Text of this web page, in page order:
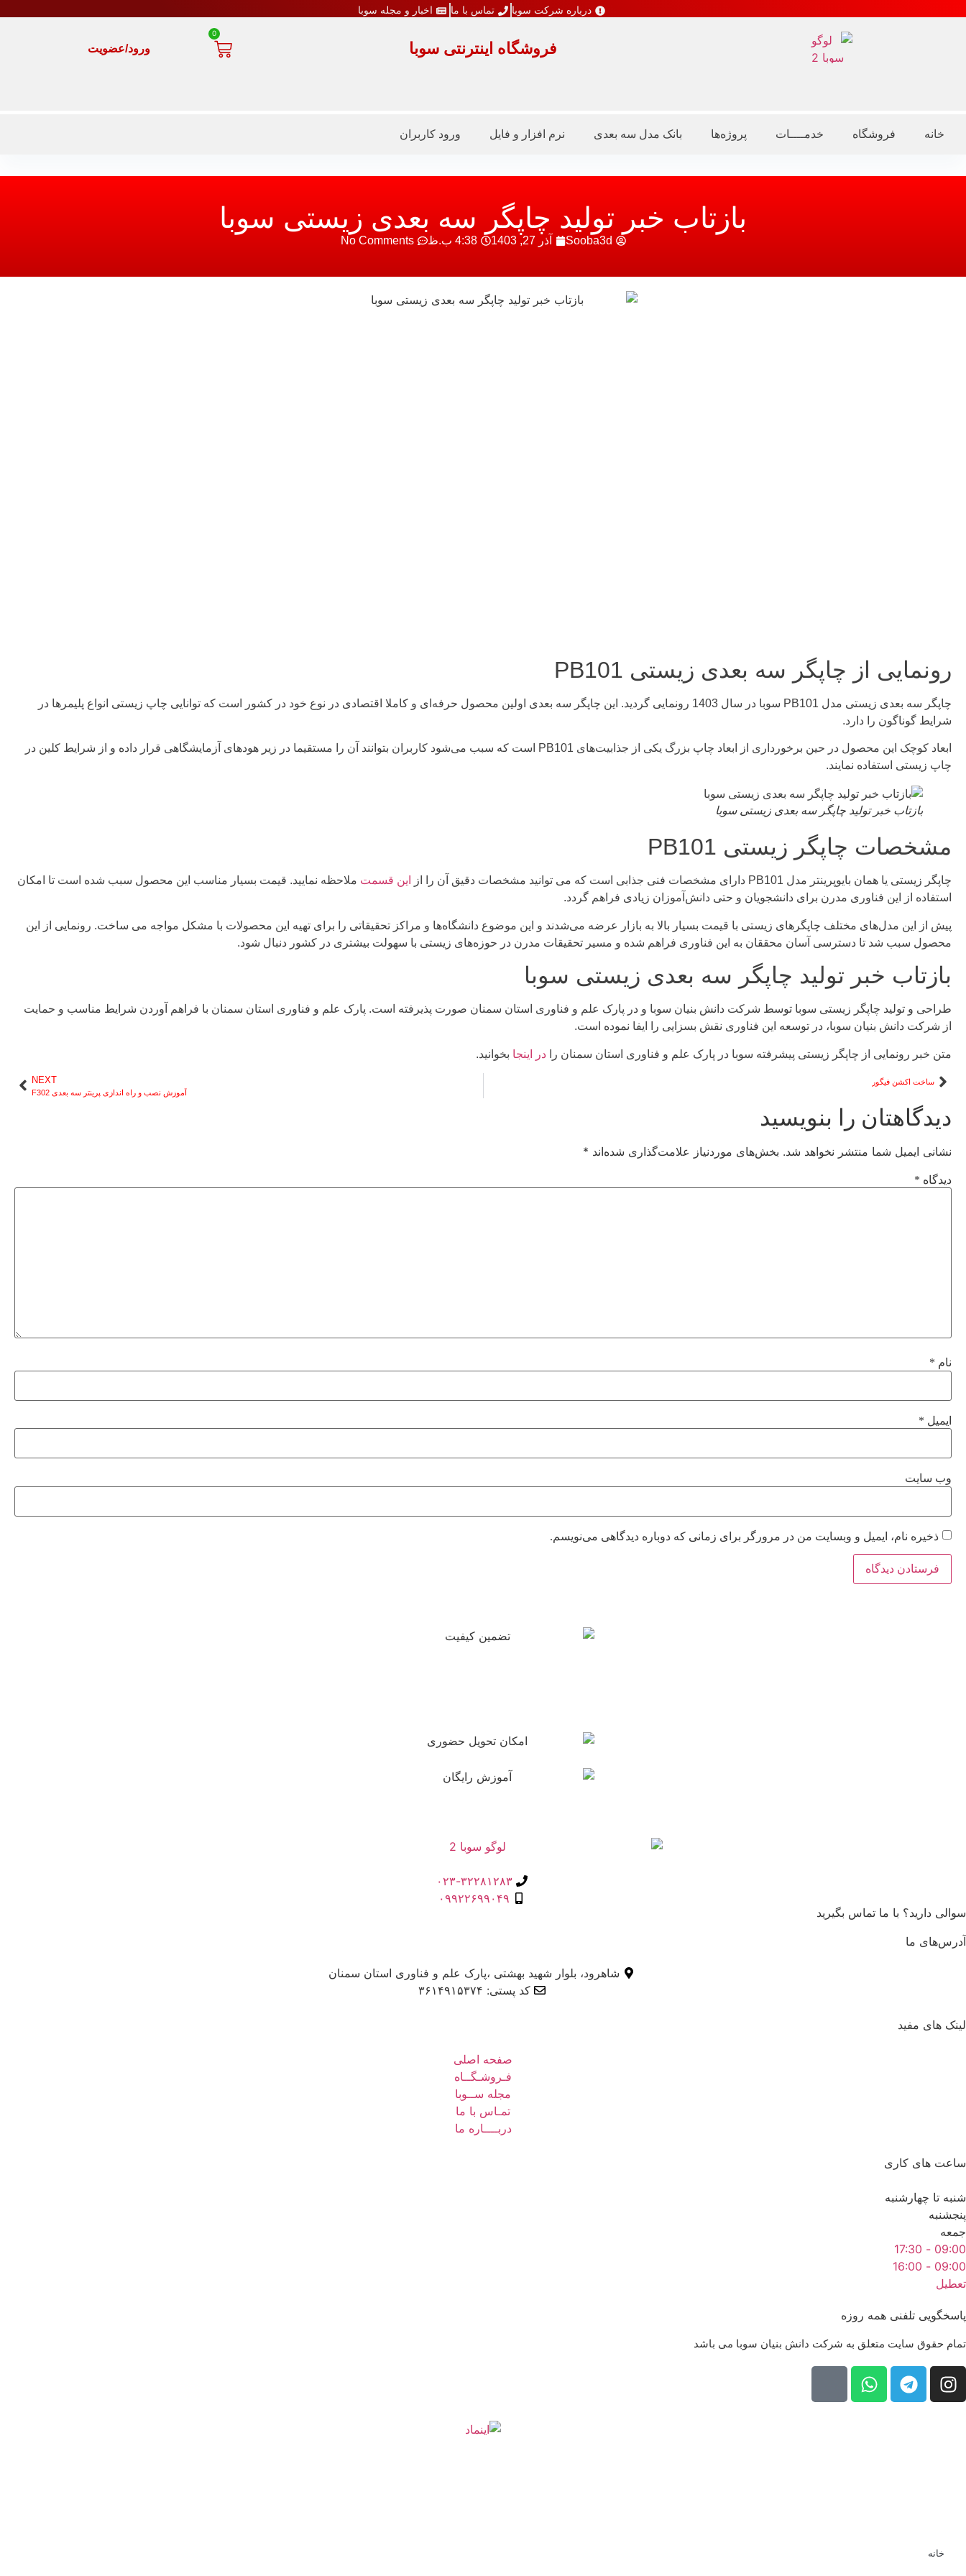
درباره شرکت سوبا تماس با ما اخبار و مجله سوبا
فروشگاه اینترنتی سوبا
0
ورود/عضویت
خانه فروشگاه خدمــــات پروژه‌ها بانک مدل سه بعدی نرم افزار و فایل ورود کاربران
بازتاب خبر تولید چاپگر سه بعدی زیستی سوبا
Sooba3d آذر 27, 1403 4:38 ب.ظ No Comments
رونمایی از چاپگر سه بعدی زیستی PB101
چاپگر سه بعدی زیستی مدل PB101 سوبا در سال 1403 رونمایی گردید. این چاپگر سه بعدی اولین محصول حرفه‌ای و کاملا اقتصادی در نوع خود در کشور است که توانایی چاپ زیستی انواع پلیمرها در
شرایط گوناگون را دارد.
ابعاد کوچک این محصول در حین برخورداری از ابعاد چاپ بزرگ یکی از جذابیت‌های PB101 است که سبب می‌شود کاربران بتوانند آن را مستقیما در زیر هودهای آزمایشگاهی قرار داده و از شرایط کلین در
چاپ زیستی استفاده نمایند.
بازتاب خبر تولید چاپگر سه بعدی زیستی سوبا
مشخصات چاپگر زیستی PB101
چاپگر زیستی یا همان بایوپرینتر مدل PB101 دارای مشخصات فنی جذابی است که می توانید مشخصات دقیق آن را از این قسمت ملاحظه نمایید. قیمت بسیار مناسب این محصول سبب شده است تا امکان
استفاده از این فناوری مدرن برای دانشجویان و حتی دانش‌آموزان زیادی فراهم گردد.
پیش از این مدل‌های مختلف چاپگرهای زیستی با قیمت بسیار بالا به بازار عرضه می‌شدند و این موضوع دانشگاه‌ها و مراکز تحقیقاتی را برای تهیه این محصولات با مشکل مواجه می ‌ساخت. رونمایی از این
محصول سبب شد تا دسترسی آسان محققان به این فناوری فراهم شده و مسیر تحقیقات مدرن در حوزه‌های زیستی با سهولت بیشتری در کشور دنبال شود.
بازتاب خبر تولید چاپگر سه بعدی زیستی سوبا
طراحی و تولید چاپگر زیستی سوبا توسط شرکت دانش بنیان سوبا و در پارک علم و فناوری استان سمنان صورت پذیرفته است. پارک علم و فناوری استان سمنان با فراهم آوردن شرایط مناسب و حمایت
از شرکت دانش بنیان سوبا، در توسعه این فناوری نقش بسزایی را ایفا نموده است.
متن خبر رونمایی از چاپگر زیستی پیشرفته سوبا در پارک علم و فناوری استان سمنان را در اینجا بخوانید.
ساخت اکشن فیگور NEXT
آموزش نصب و راه اندازی پرینتر سه بعدی F302
دیدگاهتان را بنویسید
نشانی ایمیل شما منتشر نخواهد شد. بخش‌های موردنیاز علامت‌گذاری شده‌اند *
دیدگاه *
نام *
ایمیل *
وب‌ سایت
ذخیره نام، ایمیل و وبسایت من در مرورگر برای زمانی که دوباره دیدگاهی می‌نویسم.
۰۲۳-۳۲۲۸۱۲۸۳
۰۹۹۲۲۶۹۹۰۴۹
سوالی دارید؟ با ما تماس بگیرید
آدرس‌های ما
شاهرود، بلوار شهید بهشتی ،پارک علم و فناوری استان سمنان
کد پستی: ۳۶۱۴۹۱۵۳۷۴
لینک های مفید
صفحه اصلی
فـروشـگــاه
مجله ســوبا
تمـاس با ما
دربــــاره ما
ساعت های کاری
شنبه تا چهارشنبه
پنجشنبه
جمعه
09:00 - 17:30
09:00 - 16:00
تعطیل
پاسخگویی تلفنی همه روزه
تمام حقوق سایت متعلق به شرکت دانش بنیان سوبا می باشد
خانه